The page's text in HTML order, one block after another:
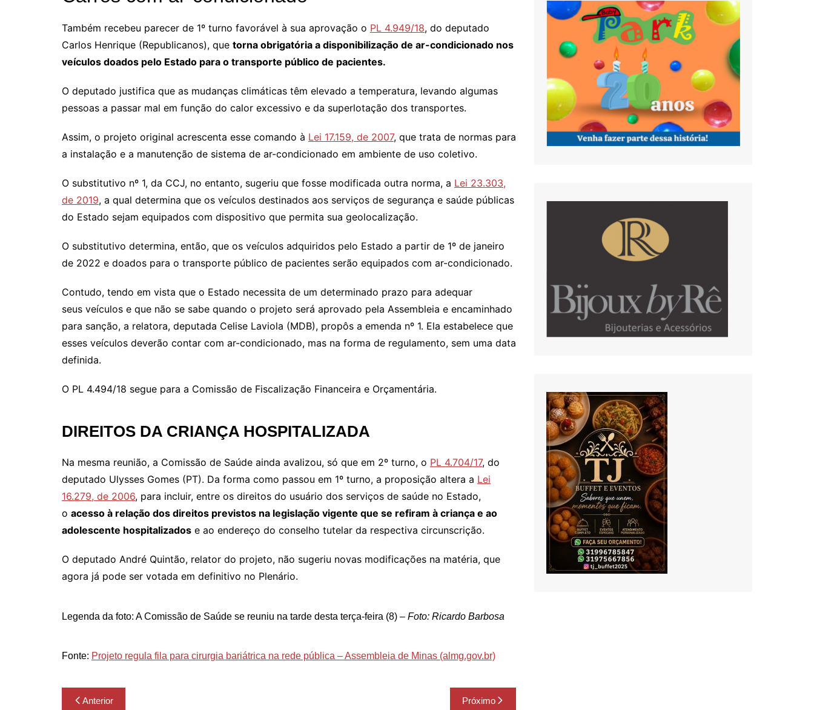
Também recebeu parecer de 1º turno favorável à sua aprovação o PL 4.949/18, do deputado
Carlos Henrique (Republicanos), que torna obrigatória a disponibilização de ar-condicionado nos
veículos doados pelo Estado para o transporte público de pacientes.
O deputado justifica que as mudanças climáticas têm elevado a temperatura, levando algumas
pessoas a passar mal em função do calor excessivo e da superlotação dos transportes.
Assim, o projeto original acrescenta esse comando à Lei 17.159, de 2007, que trata de normas para
a instalação e a manutenção de sistema de ar-condicionado em ambiente de uso coletivo.
O substitutivo nº 1, da CCJ, no entanto, sugeriu que fosse modificada outra norma, a Lei 23.303,
de 2019, a qual determina que os veículos destinados aos serviços de segurança e saúde públicas
do Estado sejam equipados com dispositivo que permita sua geolocalização.
O substitutivo determina, então, que os veículos adquiridos pelo Estado a partir de 1º de janeiro
de 2022 e doados para o transporte público de pacientes serão equipados com ar-condicionado.
Contudo, tendo em vista que o Estado necessita de um determinado prazo para adequar
seus veículos e que não se sabe quando o projeto será aprovado pela Assembleia e encaminhado
para sanção, a relatora, deputada Celise Laviola (MDB), propôs a emenda nº 1. Ela estabelece que
esses veículos deverão contar com ar-condicionado, mas na forma de regulamento, sem uma data
definida.
O PL 4.494/18 segue para a Comissão de Fiscalização Financeira e Orçamentária.
DIREITOS DA CRIANÇA HOSPITALIZADA
Na mesma reunião, a Comissão de Saúde ainda avalizou, só que em 2º turno, o PL 4.704/17, do
deputado Ulysses Gomes (PT). Da forma como passou em 1º turno, a proposição altera a Lei
16.279, de 2006, para incluir, entre os direitos do usuário dos serviços de saúde no Estado,
o acesso à relação dos direitos previstos na legislação vigente que se refiram à criança e ao
adolescente hospitalizados e ao endereço do conselho tutelar da respectiva circunscrição.
O deputado André Quintão, relator do projeto, não sugeriu novas modificações na matéria, que
agora já pode ser votada em definitivo no Plenário.
Legenda da foto: A Comissão de Saúde se reuniu na tarde desta terça-feira (8) – Foto: Ricardo Barbosa
Fonte: Projeto regula fila para cirurgia bariátrica na rede pública – Assembleia de Minas (almg.gov.br)
Navegação
Anterior Próximo